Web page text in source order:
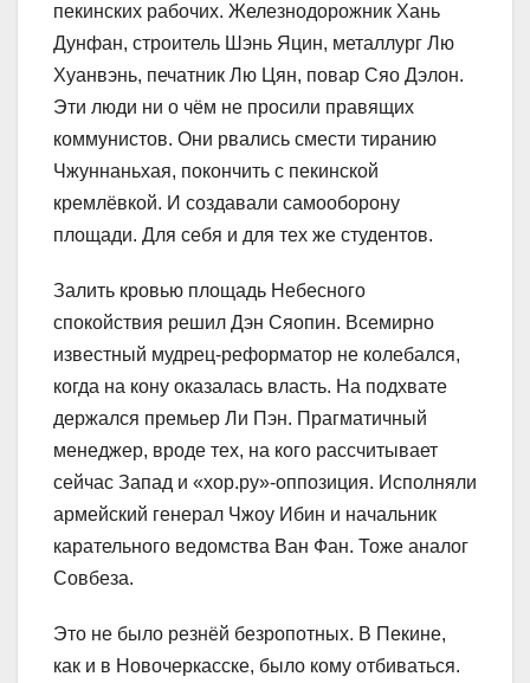
пекинских рабочих. Железнодорожник Хань
Дунфан, строитель Шэнь Яцин, металлург Лю
Хуанвэнь, печатник Лю Цян, повар Сяо Дэлон.
Эти люди ни о чём не просили правящих
коммунистов. Они рвались смести тиранию
Чжуннаньхая, покончить с пекинской
кремлёвкой. И создавали самооборону
площади. Для себя и для тех же студентов.
Залить кровью площадь Небесного
спокойствия решил Дэн Сяопин. Всемирно
известный мудрец-реформатор не колебался,
когда на кону оказалась власть. На подхвате
держался премьер Ли Пэн. Прагматичный
менеджер, вроде тех, на кого рассчитывает
сейчас Запад и «хор.ру»-оппозиция. Исполняли
армейский генерал Чжоу Ибин и начальник
карательного ведомства Ван Фан. Тоже аналог
Совбеза.
Это не было резнёй безропотных. В Пекине,
как и в Новочеркасске, было кому отбиваться.